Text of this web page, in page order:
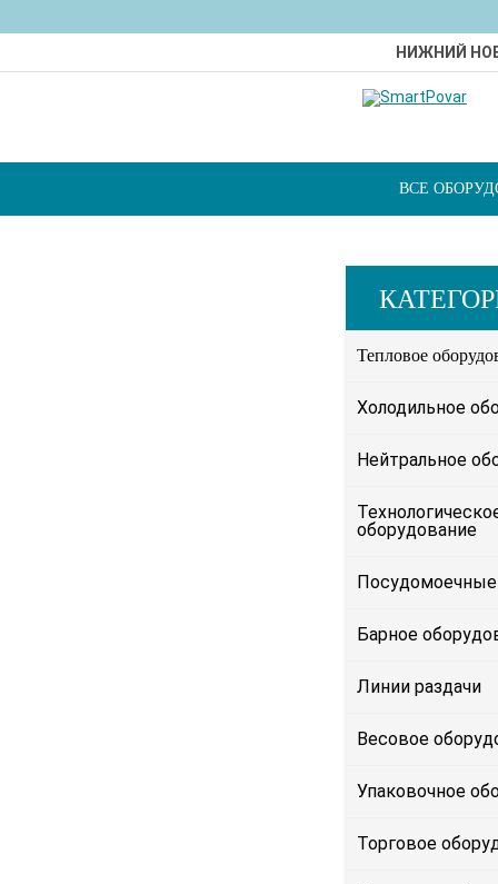
НИЖНИЙ
ВСЕ
Тепловое
Холодильное
Нейтральное
оборудование
Барное
Линии раздачи
Весовое
Упаковочное
Торговое